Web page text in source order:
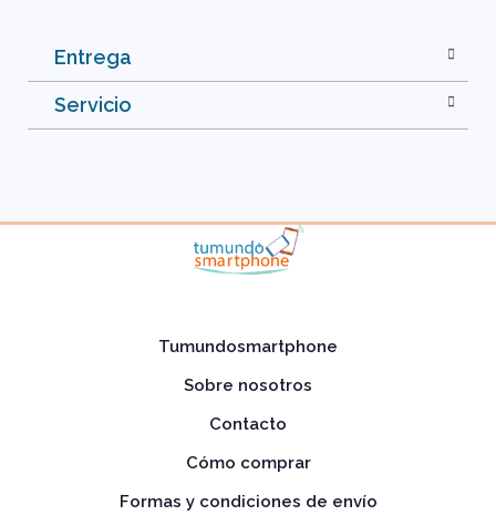
Entrega
Servicio
Tumundosmartphone
Sobre nosotros
Contacto
Cómo comprar
Formas y condiciones de envío